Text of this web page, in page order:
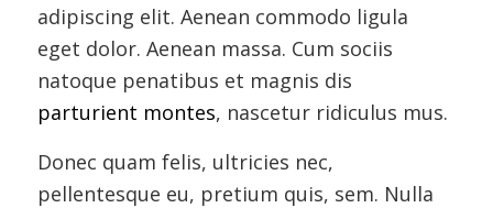
adipiscing elit. Aenean commodo ligula
eget dolor. Aenean massa. Cum sociis
natoque penatibus et magnis dis
parturient montes, nascetur ridiculus mus.
Donec quam felis, ultricies nec,
pellentesque eu, pretium quis, sem. Nulla